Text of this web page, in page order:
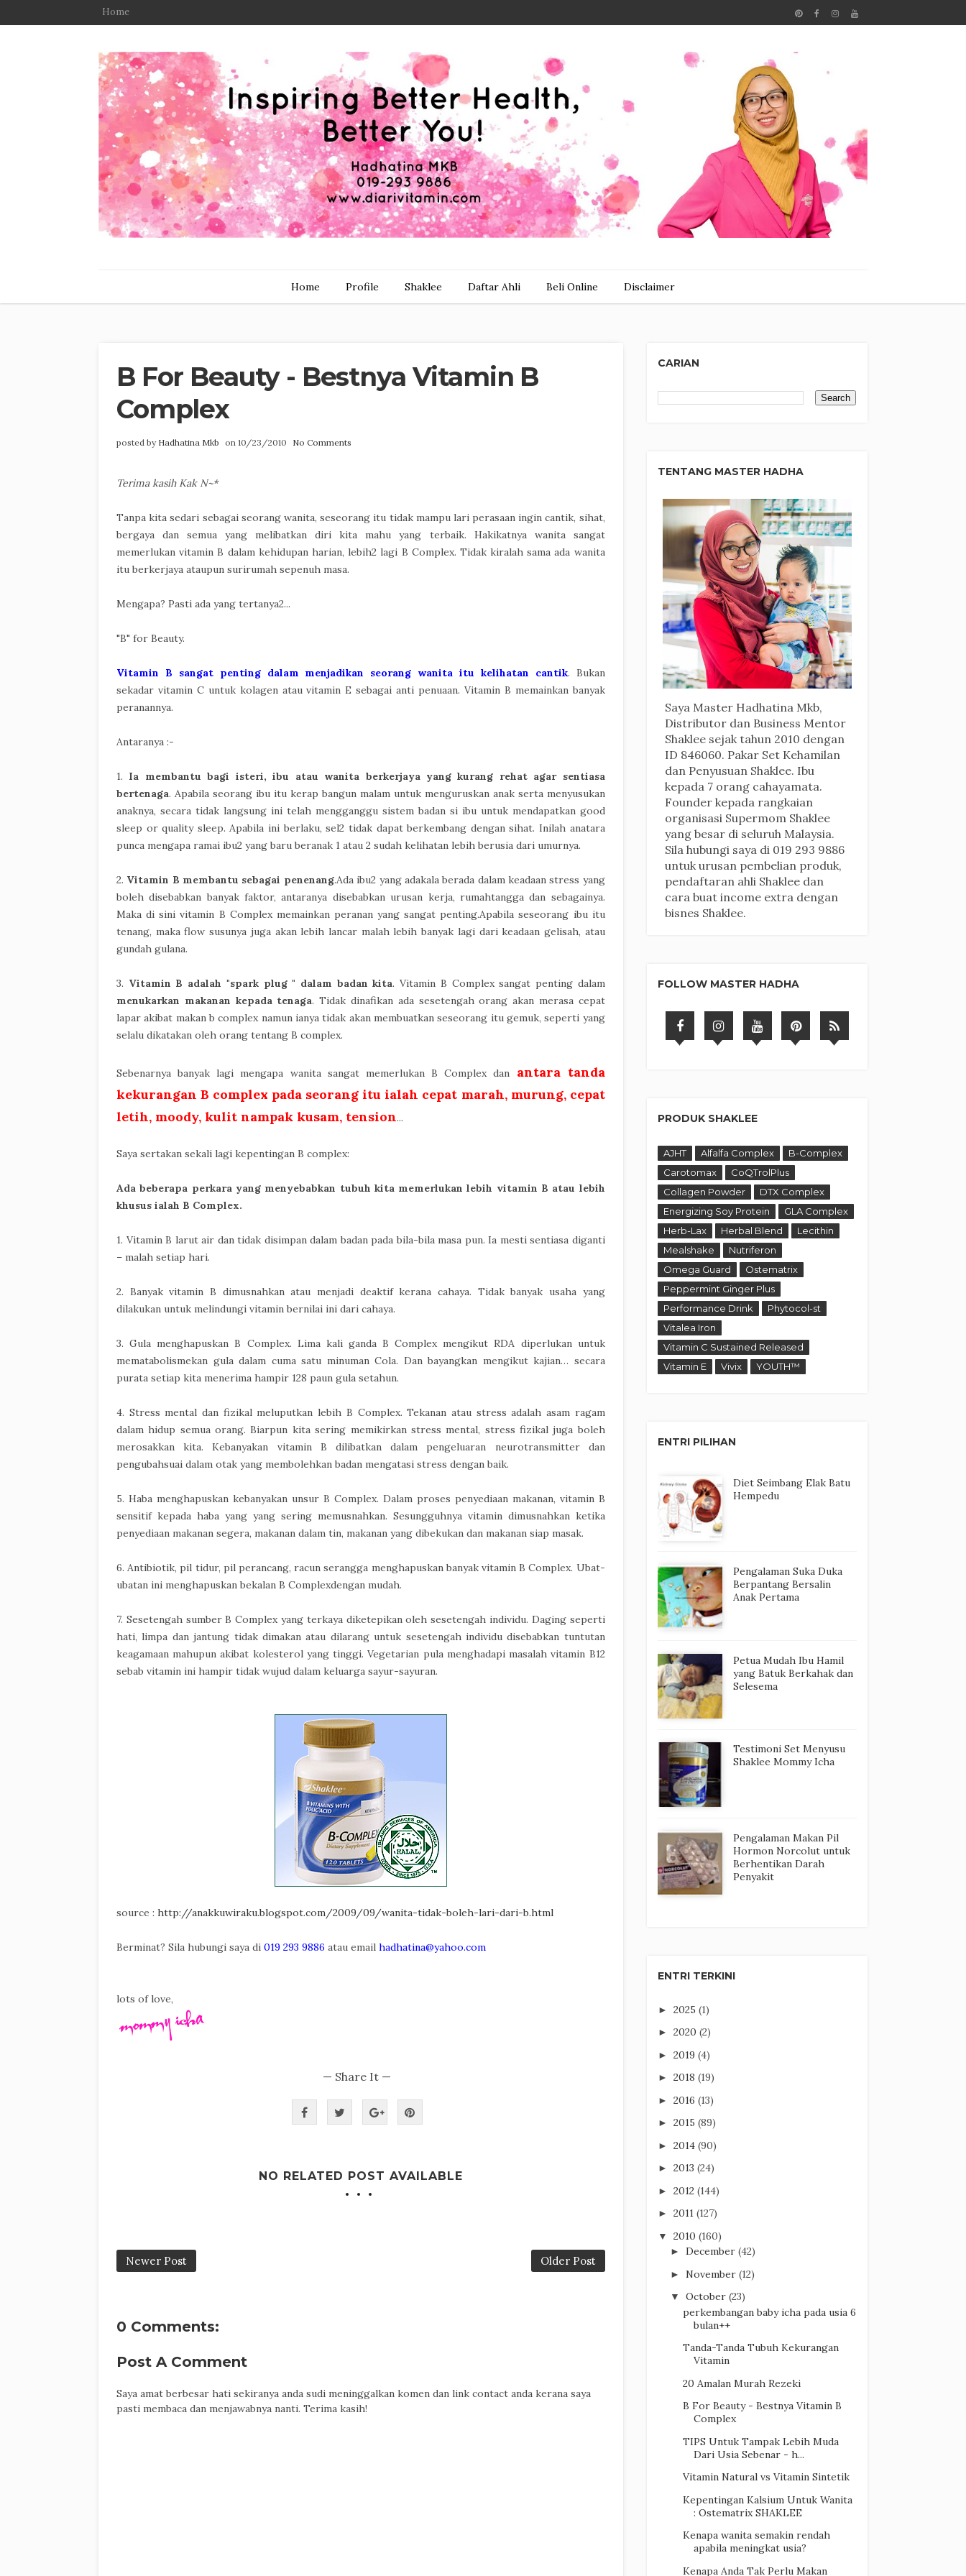
Home
Home Profile Shaklee Daftar Ahli Beli Online Disclaimer
B For Beauty - Bestnya Vitamin B
Complex
posted by Hadhatina Mkb on 10/23/2010 No Comments
Terima kasih Kak N~*
Tanpa kita sedari sebagai seorang wanita, seseorang itu tidak mampu lari perasaan ingin cantik, sihat,
bergaya dan semua yang melibatkan diri kita mahu yang terbaik. Hakikatnya wanita sangat
memerlukan vitamin B dalam kehidupan harian, lebih2 lagi B Complex. Tidak kiralah sama ada wanita
itu berkerjaya ataupun surirumah sepenuh masa.
Mengapa? Pasti ada yang tertanya2...
"B" for Beauty.
Vitamin B sangat penting dalam menjadikan seorang wanita itu kelihatan cantik. Bukan
sekadar vitamin C untuk kolagen atau vitamin E sebagai anti penuaan. Vitamin B memainkan banyak
peranannya.
Antaranya :-
1. Ia membantu bagi isteri, ibu atau wanita berkerjaya yang kurang rehat agar sentiasa
bertenaga. Apabila seorang ibu itu kerap bangun malam untuk menguruskan anak serta menyusukan
anaknya, secara tidak langsung ini telah mengganggu sistem badan si ibu untuk mendapatkan good
sleep or quality sleep. Apabila ini berlaku, sel2 tidak dapat berkembang dengan sihat. Inilah anatara
punca mengapa ramai ibu2 yang baru beranak 1 atau 2 sudah kelihatan lebih berusia dari umurnya.
2. Vitamin B membantu sebagai penenang.Ada ibu2 yang adakala berada dalam keadaan stress yang
boleh disebabkan banyak faktor, antaranya disebabkan urusan kerja, rumahtangga dan sebagainya.
Maka di sini vitamin B Complex memainkan peranan yang sangat penting.Apabila seseorang ibu itu
tenang, maka flow susunya juga akan lebih lancar malah lebih banyak lagi dari keadaan gelisah, atau
gundah gulana.
3. Vitamin B adalah "spark plug " dalam badan kita. Vitamin B Complex sangat penting dalam
menukarkan makanan kepada tenaga. Tidak dinafikan ada sesetengah orang akan merasa cepat
lapar akibat makan b complex namun ianya tidak akan membuatkan seseorang itu gemuk, seperti yang
selalu dikatakan oleh orang tentang B complex.
Sebenarnya banyak lagi mengapa wanita sangat memerlukan B Complex dan antara tanda
kekurangan B complex pada seorang itu ialah cepat marah, murung, cepat
letih, moody, kulit nampak kusam, tension...
Saya sertakan sekali lagi kepentingan B complex:
Ada beberapa perkara yang menyebabkan tubuh kita memerlukan lebih vitamin B atau lebih
khusus ialah B Complex.
1. Vitamin B larut air dan tidak disimpan dalam badan pada bila-bila masa pun. Ia mesti sentiasa diganti
– malah setiap hari.
2. Banyak vitamin B dimusnahkan atau menjadi deaktif kerana cahaya. Tidak banyak usaha yang
dilakukan untuk melindungi vitamin bernilai ini dari cahaya.
3. Gula menghapuskan B Complex. Lima kali ganda B Complex mengikut RDA diperlukan untuk
mematabolismekan gula dalam cuma satu minuman Cola. Dan bayangkan mengikut kajian… secara
purata setiap kita menerima hampir 128 paun gula setahun.
4. Stress mental dan fizikal meluputkan lebih B Complex. Tekanan atau stress adalah asam ragam
dalam hidup semua orang. Biarpun kita sering memikirkan stress mental, stress fizikal juga boleh
merosakkan kita. Kebanyakan vitamin B dilibatkan dalam pengeluaran neurotransmitter dan
pengubahsuai dalam otak yang membolehkan badan mengatasi stress dengan baik.
5. Haba menghapuskan kebanyakan unsur B Complex. Dalam proses penyediaan makanan, vitamin B
sensitif kepada haba yang yang sering memusnahkan. Sesungguhnya vitamin dimusnahkan ketika
penyediaan makanan segera, makanan dalam tin, makanan yang dibekukan dan makanan siap masak.
6. Antibiotik, pil tidur, pil perancang, racun serangga menghapuskan banyak vitamin B Complex. Ubat-
ubatan ini menghapuskan bekalan B Complexdengan mudah.
7. Sesetengah sumber B Complex yang terkaya diketepikan oleh sesetengah individu. Daging seperti
hati, limpa dan jantung tidak dimakan atau dilarang untuk sesetengah individu disebabkan tuntutan
keagamaan mahupun akibat kolesterol yang tinggi. Vegetarian pula menghadapi masalah vitamin B12
sebab vitamin ini hampir tidak wujud dalam keluarga sayur-sayuran.
source : http://anakkuwiraku.blogspot.com/2009/09/wanita-tidak-boleh-lari-dari-b.html
Berminat? Sila hubungi saya di 019 293 9886 atau email hadhatina@yahoo.com
lots of love,
— Share It —
NO RELATED POST AVAILABLE
Newer Post Older Post
0 Comments:
Post A Comment
Saya amat berbesar hati sekiranya anda sudi meninggalkan komen dan link contact anda kerana saya
pasti membaca dan menjawabnya nanti. Terima kasih!
CARIAN
TENTANG MASTER HADHA
Saya Master Hadhatina Mkb,
Distributor dan Business Mentor
Shaklee sejak tahun 2010 dengan
ID 846060. Pakar Set Kehamilan
dan Penyusuan Shaklee. Ibu
kepada 7 orang cahayamata.
Founder kepada rangkaian
organisasi Supermom Shaklee
yang besar di seluruh Malaysia.
Sila hubungi saya di 019 293 9886
untuk urusan pembelian produk,
pendaftaran ahli Shaklee dan
cara buat income extra dengan
bisnes Shaklee.
FOLLOW MASTER HADHA
PRODUK SHAKLEE
AJHT Alfalfa Complex
B-Complex
Carotomax
CoQTrolPlus
Collagen Powder
DTX Complex
Energizing Soy Protein
GLA Complex
Herb-Lax
Herbal Blend
Lecithin
Mealshake
Nutriferon
Omega Guard
Ostematrix
Peppermint Ginger Plus
Performance Drink
Phytocol-st
Vitalea Iron
Vitamin C Sustained Released
Vitamin E
Vivix YOUTH™
ENTRI PILIHAN
Diet Seimbang Elak Batu
Hempedu
Pengalaman Suka Duka
Berpantang Bersalin
Anak Pertama
Petua Mudah Ibu Hamil
yang Batuk Berkahak dan
Selesema
Testimoni Set Menyusu
Shaklee Mommy Icha
Pengalaman Makan Pil
Hormon Norcolut untuk
Berhentikan Darah
Penyakit
ENTRI TERKINI
►2025(1)
►2020(2)
►2019(4)
►2018(19)
►2016(13)
►2015(89)
►2014(90)
►2013(24)
►2012(144)
►2011(127)
▼2010(160)
►December(42)
►November(12)
▼October(23)
perkembangan baby icha pada usia 6
bulan++
Tanda-Tanda Tubuh Kekurangan
Vitamin
20 Amalan Murah Rezeki
B For Beauty - Bestnya Vitamin B
Complex
TIPS Untuk Tampak Lebih Muda
Dari Usia Sebenar - h...
Vitamin Natural vs Vitamin Sintetik
Kepentingan Kalsium Untuk Wanita
: Ostematrix SHAKLEE
Kenapa wanita semakin rendah
apabila meningkat usia?
Kenapa Anda Tak Perlu Makan